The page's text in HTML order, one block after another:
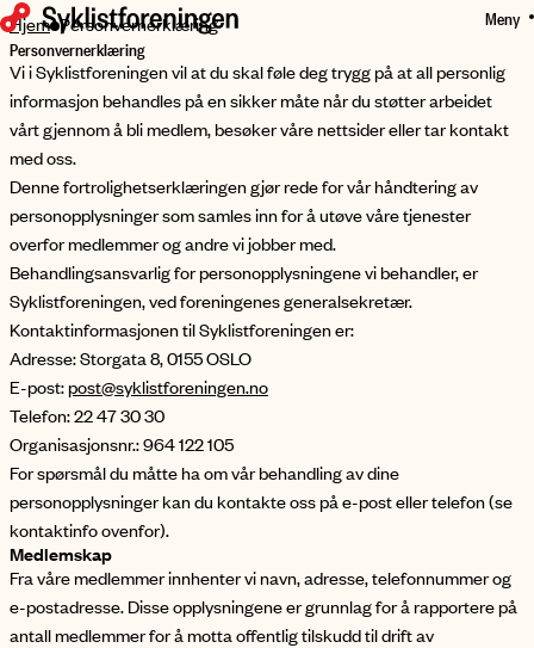
HOPP
TIL
HOVEDINNHOLD
Meny
Hjem Personvernerklæring
Personvernerklæring
Vi i Syklistforeningen vil at du skal føle deg trygg på at all personlig
informasjon behandles på en sikker måte når du støtter arbeidet
vårt gjennom å bli medlem, besøker våre nettsider eller tar kontakt
med oss.
Denne fortrolighetserklæringen gjør rede for vår håndtering av
personopplysninger som samles inn for å utøve våre tjenester
overfor medlemmer og andre vi jobber med.
Behandlingsansvarlig for personopplysningene vi behandler, er
Syklistforeningen, ved foreningenes generalsekretær.
Kontaktinformasjonen til Syklistforeningen er:
Adresse: Storgata 8, 0155 OSLO
E-post:post@syklistforeningen.no
Telefon: 22 47 30 30
Organisasjonsnr.: 964 122 105
For spørsmål du måtte ha om vår behandling av dine
personopplysninger kan du kontakte oss på e-post eller telefon (se
kontaktinfo ovenfor).
Medlemskap
Fra våre medlemmer innhenter vi navn, adresse, telefonnummer og
e-postadresse. Disse opplysningene er grunnlag for å rapportere på
antall medlemmer for å motta offentlig tilskudd til drift av